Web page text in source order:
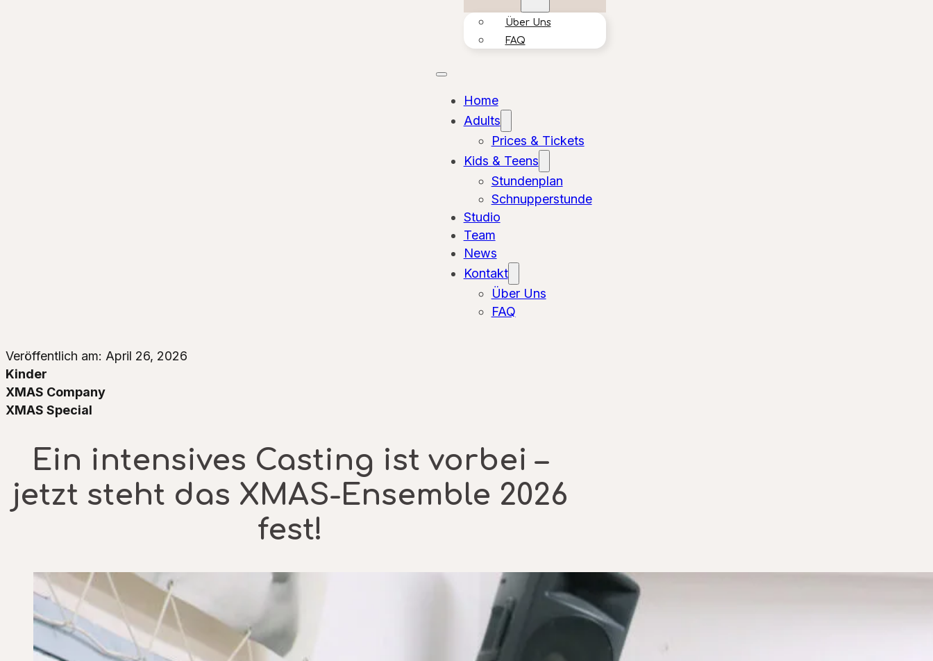
Über Uns
FAQ
Home
Adults
Prices & Tickets
Kids & Teens
Stundenplan
Schnupperstunde
Studio
Team
News
Kontakt
Über Uns
FAQ
Veröffentlich am: April 26, 2026
Kinder
XMAS Company
XMAS Special
Ein intensives Casting ist vorbei –
jetzt steht das XMAS-Ensemble 2026
fest!